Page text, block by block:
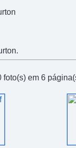
foto(s) em 6